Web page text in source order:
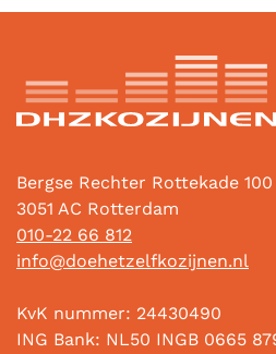
Bergse Rechter Rottekade 100
3051 AC Rotterdam
010-22 66 812
info@doehetzelfkozijnen.nl
KvK nummer: 24430490
ING Bank: NL50 INGB 0665